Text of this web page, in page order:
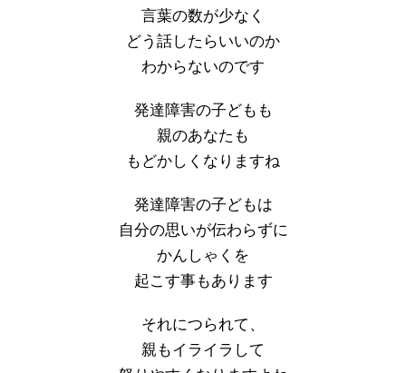
言葉の数が少なく
どう話したらいいのか
わからないのです
発達障害の子どもも
親のあなたも
もどかしくなりますね
発達障害の子どもは
自分の思いが伝わらずに
かんしゃくを
起こす事もあります
それにつられて、
親もイライラして